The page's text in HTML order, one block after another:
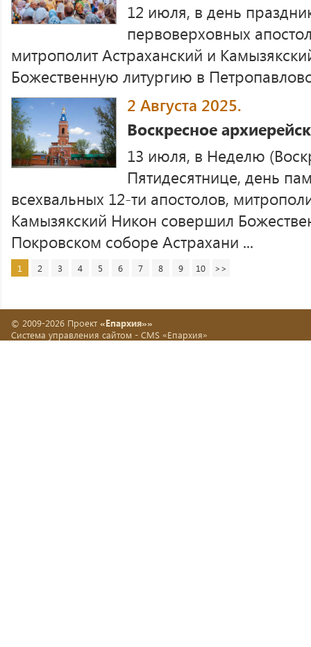
12 июля, в день
первоверховных
митрополит Астраханский и
Божественную литургию в
2 Августа 2025.
Воскресное
13 июля, в Неделю
Пятидесятнице, день
всехвальных 12-ти апостолов,
Камызякский Никон совершил
Покровском соборе Астрахани ...
1 2 3 4 5 6 7 8 9 10 >>
© 2009-2026 Проект «Епархия»»
Система управления сайтом - CMS «Епархия»